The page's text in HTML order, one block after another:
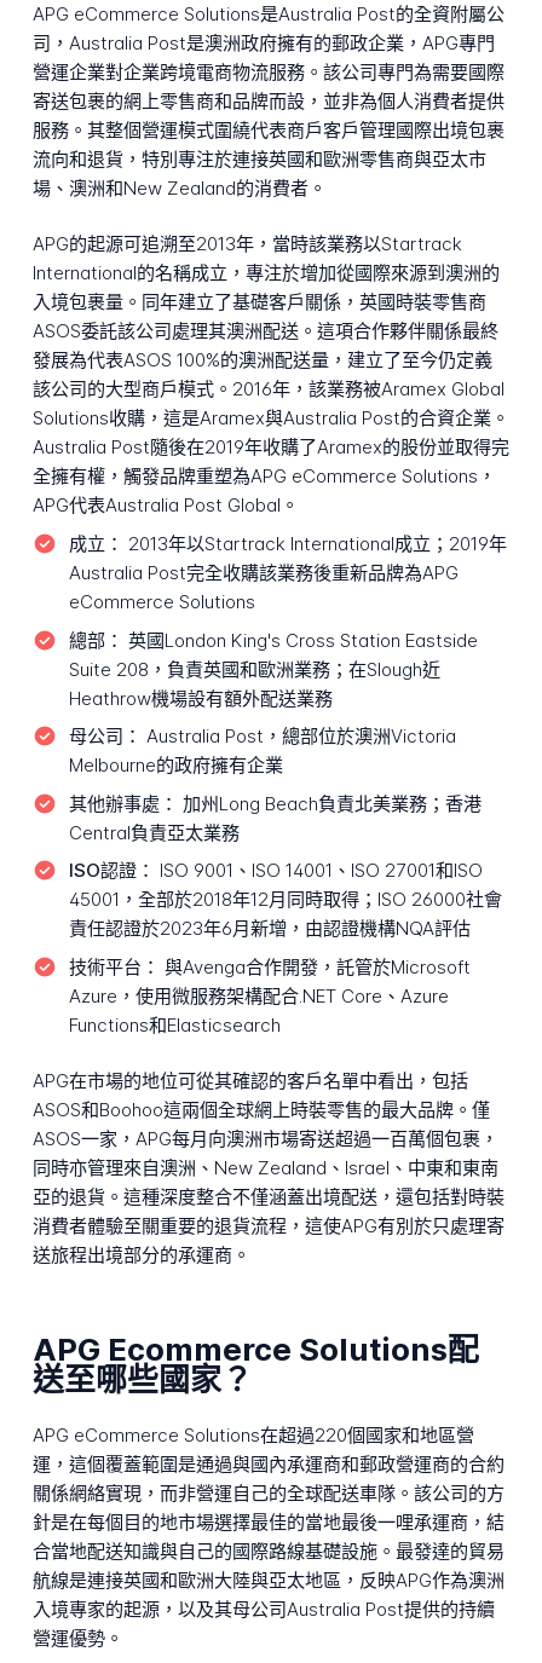
APG eCommerce Solutions是Australia Post的全資附屬公
司，Australia Post是澳洲政府擁有的郵政企業，APG專門
營運企業對企業跨境電商物流服務。該公司專門為需要國際
寄送包裹的網上零售商和品牌而設，並非為個人消費者提供
服務。其整個營運模式圍繞代表商戶客戶管理國際出境包裹
流向和退貨，特別專注於連接英國和歐洲零售商與亞太市
場、澳洲和New Zealand的消費者。
APG的起源可追溯至2013年，當時該業務以Startrack
International的名稱成立，專注於增加從國際來源到澳洲的
入境包裹量。同年建立了基礎客戶關係，英國時裝零售商
ASOS委託該公司處理其澳洲配送。這項合作夥伴關係最終
發展為代表ASOS 100%的澳洲配送量，建立了至今仍定義
該公司的大型商戶模式。2016年，該業務被Aramex Global
Solutions收購，這是Aramex與Australia Post的合資企業。
Australia Post隨後在2019年收購了Aramex的股份並取得完
全擁有權，觸發品牌重塑為APG eCommerce Solutions，
APG代表Australia Post Global。
成立： 2013年以Startrack International成立；2019年
Australia Post完全收購該業務後重新品牌為APG
eCommerce Solutions
總部： 英國London King's Cross Station Eastside
Suite 208，負責英國和歐洲業務；在Slough近
Heathrow機場設有額外配送業務
母公司： Australia Post，總部位於澳洲Victoria
Melbourne的政府擁有企業
其他辦事處： 加州Long Beach負責北美業務；香港
Central負責亞太業務
ISO認證： ISO 9001、ISO 14001、ISO 27001和ISO
45001，全部於2018年12月同時取得；ISO 26000社會
責任認證於2023年6月新增，由認證機構NQA評估
技術平台： 與Avenga合作開發，託管於Microsoft
Azure，使用微服務架構配合.NET Core、Azure
Functions和Elasticsearch
APG在市場的地位可從其確認的客戶名單中看出，包括
ASOS和Boohoo這兩個全球網上時裝零售的最大品牌。僅
ASOS一家，APG每月向澳洲市場寄送超過一百萬個包裹，
同時亦管理來自澳洲、New Zealand、Israel、中東和東南
亞的退貨。這種深度整合不僅涵蓋出境配送，還包括對時裝
消費者體驗至關重要的退貨流程，這使APG有別於只處理寄
送旅程出境部分的承運商。
APG Ecommerce Solutions配
送至哪些國家？
APG eCommerce Solutions在超過220個國家和地區營
運，這個覆蓋範圍是通過與國內承運商和郵政營運商的合約
關係網絡實現，而非營運自己的全球配送車隊。該公司的方
針是在每個目的地市場選擇最佳的當地最後一哩承運商，結
合當地配送知識與自己的國際路線基礎設施。最發達的貿易
航線是連接英國和歐洲大陸與亞太地區，反映APG作為澳洲
入境專家的起源，以及其母公司Australia Post提供的持續
營運優勢。